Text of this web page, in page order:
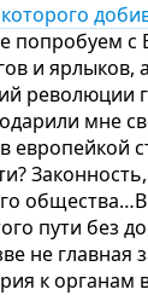
попробуем с
и ярлыков,
революции
мне
европейкой
пути без
не главная
к органам